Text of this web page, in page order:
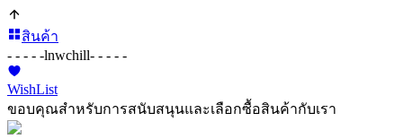
สินค้า
- - - - -lnwchill- - - - -
WishList
ขอบคุณสำหรับการสนับสนุนและเลือกซื้อสินค้ากับเรา